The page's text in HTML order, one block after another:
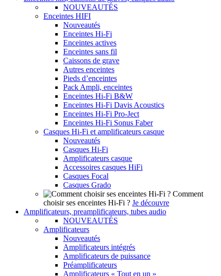
NOUVEAUTÉS
Enceintes HIFI
Nouveautés
Enceintes Hi-Fi
Enceintes actives
Enceintes sans fil
Caissons de grave
Autres enceintes
Pieds d’enceintes
Pack Ampli, enceintes
Enceintes Hi-Fi B&W
Enceintes Hi-Fi Davis Acoustics
Enceintes Hi-Fi Pro-Ject
Enceintes Hi-Fi Sonus Faber
Casques Hi-Fi et amplificateurs casque
Nouveautés
Casques Hi-Fi
Amplificateurs casque
Accessoires casques HiFi
Casques Focal
Casques Grado
Comment
choisir ses enceintes Hi-Fi ? Je découvre
Amplificateurs, preamplificateurs, tubes audio
NOUVEAUTÉS
Amplificateurs
Nouveautés
Amplificateurs intégrés
Amplificateurs de puissance
Préamplificateurs
Amplificateurs « Tout en un »